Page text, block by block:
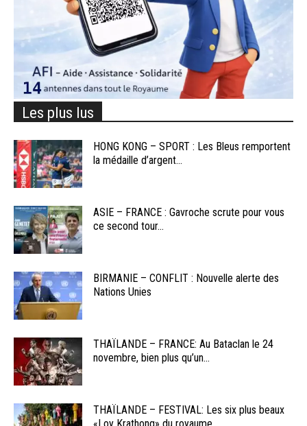
Les plus lus
HONG KONG – SPORT : Les Bleus remportent
la médaille d’argent...
ASIE – FRANCE : Gavroche scrute pour vous
ce second tour...
BIRMANIE – CONFLIT : Nouvelle alerte des
Nations Unies
THAÏLANDE – FRANCE: Au Bataclan le 24
novembre, bien plus qu’un...
THAÏLANDE – FESTIVAL: Les six plus beaux